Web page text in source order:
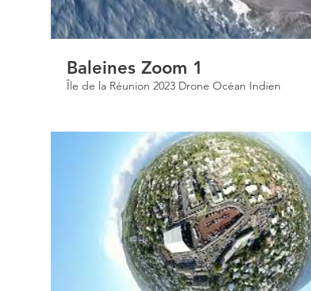
Baleines Zoom 1
Île de la Réunion 2023 Drone Océan Indien